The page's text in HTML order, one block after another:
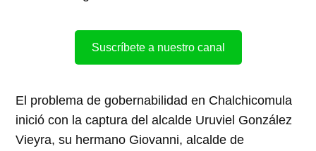
Suscríbete a nuestro canal
El problema de gobernabilidad en Chalchicomula
inició con la captura del alcalde Uruviel González
Vieyra, su hermano Giovanni, alcalde de